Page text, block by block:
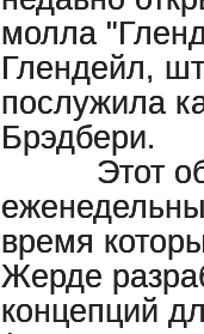
молла
Глендейл,
послужила
Брэдбери.
Этот
время
Жерде
концепций